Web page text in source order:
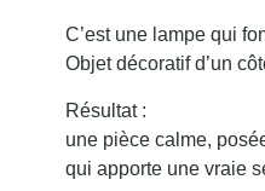
C’est une lampe qui
Objet décoratif d’un
Résultat :
une pièce calme,
qui apporte une vraie